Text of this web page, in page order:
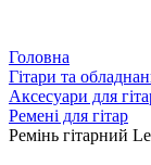
Головна
Гітари та
Аксесуари для
Ремені для гітар
Ремінь гітарний